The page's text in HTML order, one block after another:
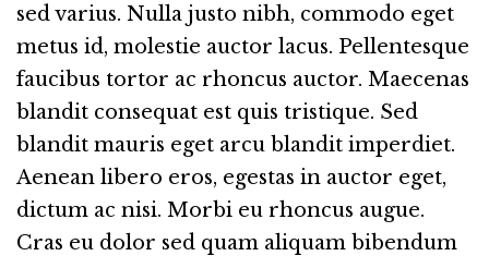
sed varius. Nulla justo nibh, commodo eget
metus id, molestie auctor lacus. Pellentesque
faucibus tortor ac rhoncus auctor. Maecenas
blandit consequat est quis tristique. Sed
blandit mauris eget arcu blandit imperdiet.
Aenean libero eros, egestas in auctor eget,
dictum ac nisi. Morbi eu rhoncus augue.
Cras eu dolor sed quam aliquam bibendum